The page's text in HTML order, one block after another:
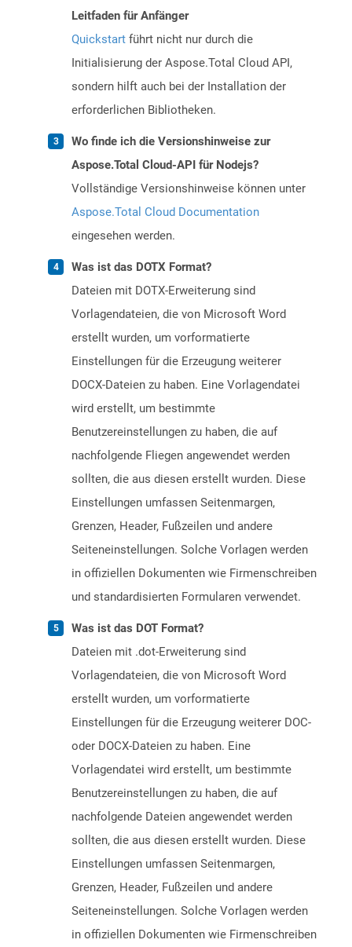
Leitfaden für Anfänger
Quickstart führt nicht nur durch die
Initialisierung der Aspose.Total Cloud API,
sondern hilft auch bei der Installation der
erforderlichen Bibliotheken.
Wo finde ich die Versionshinweise zur
Aspose.Total Cloud-API für Nodejs?
Vollständige Versionshinweise können unter
Aspose.Total Cloud Documentation
eingesehen werden.
Was ist das DOTX Format?
Dateien mit DOTX-Erweiterung sind
Vorlagendateien, die von Microsoft Word
erstellt wurden, um vorformatierte
Einstellungen für die Erzeugung weiterer
DOCX-Dateien zu haben. Eine Vorlagendatei
wird erstellt, um bestimmte
Benutzereinstellungen zu haben, die auf
nachfolgende Fliegen angewendet werden
sollten, die aus diesen erstellt wurden. Diese
Einstellungen umfassen Seitenmargen,
Grenzen, Header, Fußzeilen und andere
Seiteneinstellungen. Solche Vorlagen werden
in offiziellen Dokumenten wie Firmenschreiben
und standardisierten Formularen verwendet.
Was ist das DOT Format?
Dateien mit .dot-Erweiterung sind
Vorlagendateien, die von Microsoft Word
erstellt wurden, um vorformatierte
Einstellungen für die Erzeugung weiterer DOC-
oder DOCX-Dateien zu haben. Eine
Vorlagendatei wird erstellt, um bestimmte
Benutzereinstellungen zu haben, die auf
nachfolgende Dateien angewendet werden
sollten, die aus diesen erstellt wurden. Diese
Einstellungen umfassen Seitenmargen,
Grenzen, Header, Fußzeilen und andere
Seiteneinstellungen. Solche Vorlagen werden
in offiziellen Dokumenten wie Firmenschreiben